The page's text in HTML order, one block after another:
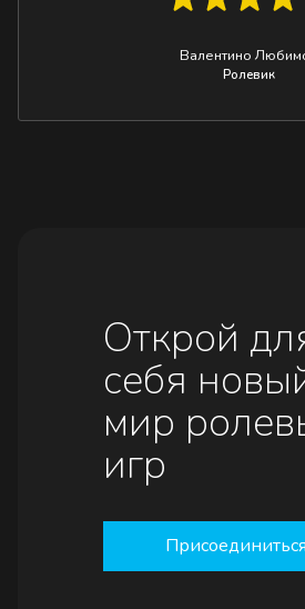
Валентино
Ролевик
Открой
себя
мир
игр
Присоединиться